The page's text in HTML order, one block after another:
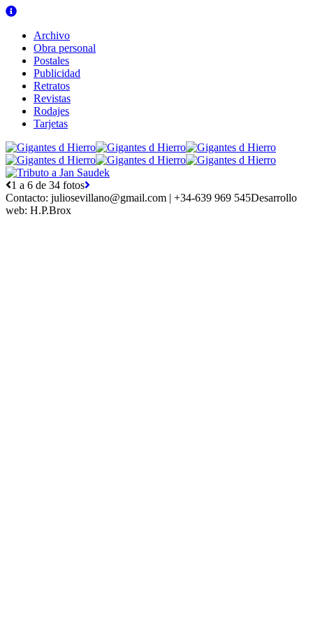
Archivo
Obra personal
Postales
Publicidad
Retratos
Revistas
Rodajes
Tarjetas
1 a 6 de 34 fotos
Contacto: juliosevillano@gmail.com | +34-639 969 545Desarrollo
web: H.P.Brox